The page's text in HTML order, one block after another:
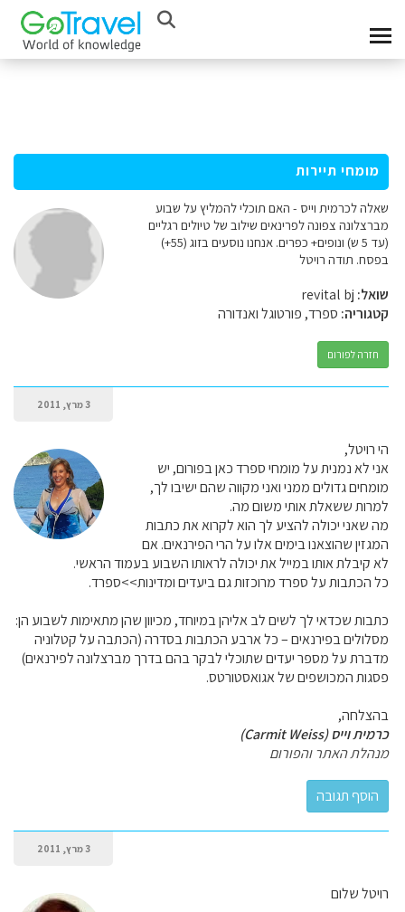
מומחי תיירות
שאלה לכרמית וייס - האם תוכלי להמליץ על שבוע
מברצלונה צפונה לפרינאים שילוב של טיולים רגליים
(עד 5 ש) ונופים+ כפרים. אנחנו נוסעים בזוג (55+)
בפסח. תודה רויטל
שואל:
קטגוריה: ספרד, פורטוגל ואנדורה
חזרה לפורום
3 מרץ, 2011
הי רויטל,
אני לא נמנית על מומחי ספרד כאן בפורום, יש
מומחים גדולים ממני ואני מקווה שהם ישיבו לך,
למרות ששאלת אותי משום מה.
מה שאני יכולה להציע לך הוא לקרוא את כתבות
המגזין שהוצאנו בימים אלו על הרי הפירנאים. אם
לא קיבלת אותו במייל את יכולה לראותו השבוע בעמוד הראשי.
כל הכתבות על ספרד מרוכזות גם ביעדים ומדינות>>ספרד.
כתבות שכדאי לך לשים לב אליהן במיוחד, מכיוון שהן מתאימות לשבוע הן:
מסלולים בפירנאים – כל ארבע הכתבות בסדרה (הכתבה על קטלוניה
מדברת על מספר יעדים שתוכלי לבקר בהם בדרך מברצלונה לפירנאים)
פסגות המכושפים של אגואסטורטס.
בהצלחה,
כרמית וייס (Carmit Weiss)
מנהלת האתר והפורום
3 מרץ, 2011
רויטל שלום